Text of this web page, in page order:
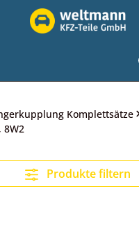
Komplettsätze
8W2
Produkte filtern